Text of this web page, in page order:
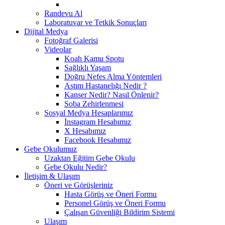
Randevu Al
Laboratuvar ve Tetkik Sonuçları
Dijital Medya
Fotoğraf Galerisi
Videolar
Koah Kamu Spotu
Sağlıklı Yaşam
Doğru Nefes Alma Yöntemleri
Astım Hastanelığı Nedir ?
Kanser Nedir? Nasıl Önlenir?
Soba Zehirlenmesi
Sosyal Medya Hesaplarımız
İnstagram Hesabımız
X Hesabımız
Facebook Hesabımız
Gebe Okulumuz
Uzaktan Eğitim Gebe Okulu
Gebe Okulu Nedir?
İletişim & Ulaşım
Öneri ve Görüşleriniz
Hasta Görüş ve Öneri Formu
Personel Görüş ve Öneri Formu
Çalışan Güvenliği Bildirim Sistemi
Ulaşım